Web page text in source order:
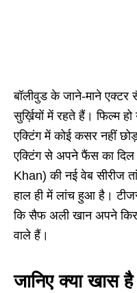
बॉलीवुड के जाने-माने
सुर्ख़ियों में रहते हैं। फिल्म
एक्टिंग में कोई कसर नहीं
एक्टिंग से अपने फैंस का
Khan) की नई वेब सीरीज
हाल ही में लांच हुआ है।
कि सैफ अली खान अपने
वाले हैं।
जानिए क्या खास